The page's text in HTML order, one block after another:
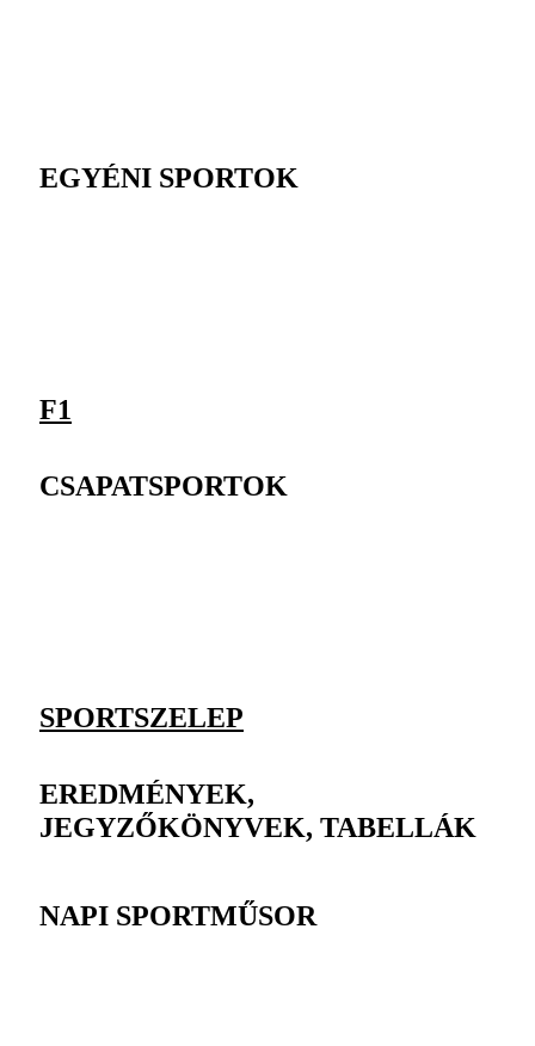
EGYÉNI SPORTOK
F1
CSAPATSPORTOK
SPORTSZELEP
EREDMÉNYEK,
JEGYZŐKÖNYVEK, TABELLÁK
NAPI SPORTMŰSOR